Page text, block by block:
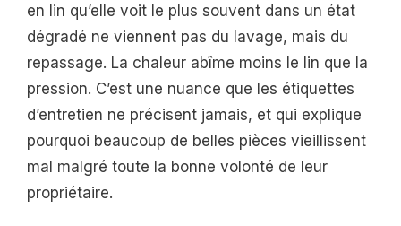
en lin qu’elle voit le plus souvent dans un état
dégradé ne viennent pas du lavage, mais du
repassage. La chaleur abîme moins le lin que la
pression. C’est une nuance que les étiquettes
d’entretien ne précisent jamais, et qui explique
pourquoi beaucoup de belles pièces vieillissent
mal malgré toute la bonne volonté de leur
propriétaire.